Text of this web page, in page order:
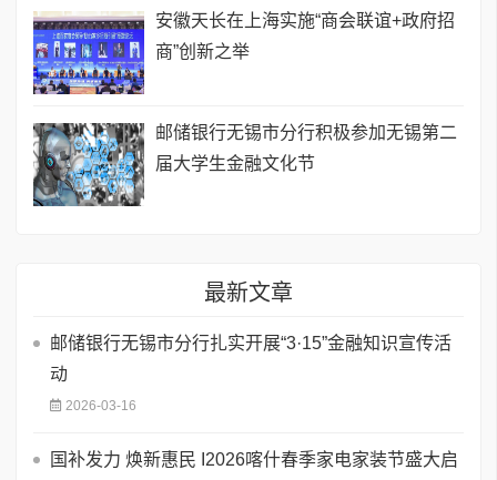
安徽天长在上海实施“商会联谊+政府招
商”创新之举
邮储银行无锡市分行积极参加无锡第二
届大学生金融文化节
最新文章
邮储银行无锡市分行扎实开展“3·15”金融知识宣传活
动
2026-03-16
国补发力 焕新惠民 I2026喀什春季家电家装节盛大启